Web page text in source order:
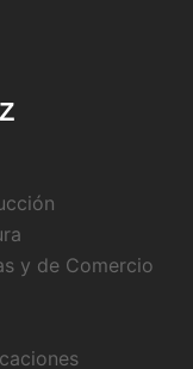
y de Comercio